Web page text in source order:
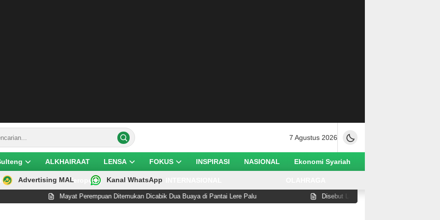
7 Agustus 2026
ALKHAIRAAT LENSA FOKUS INSPIRASI NASIONAL Ekonomi Syariah
Teropong
Advertising MAL Kanal WhatsApp
Mayat Perempuan Ditemukan Dicabik Dua Buaya di Pantai Lere Palu Disebut Lakukan Pelanggaran di Pantai